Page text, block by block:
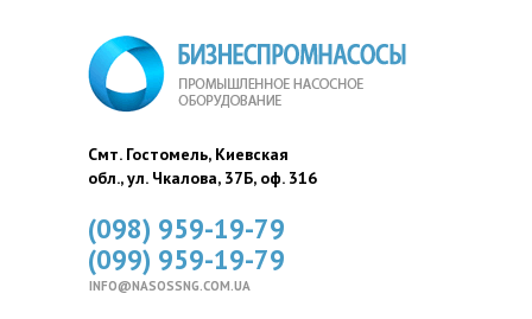
Смт. Гостомель, Киевская
обл., ул. Чкалова, 37Б, оф. 316
(098) 959-19-79
(099) 959-19-79
INFO@NASOSSNG.COM.UA